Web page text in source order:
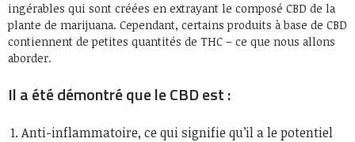
ingérables qui sont créées en extrayant le composé CBD de la
plante de marijuana. Cependant, certains produits à base de CBD
contiennent de petites quantités de THC – ce que nous allons
aborder.
Il a été démontré que le CBD est :
Anti-inflammatoire, ce qui signifie qu’il a le potentiel